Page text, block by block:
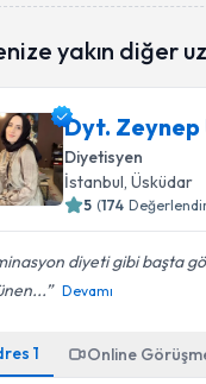
yakın diğer
Dyt. Zeynep
Diyetisyen
İstanbul, Üsküdar
5 (174
diyeti gibi başta
Devamı
1 Online